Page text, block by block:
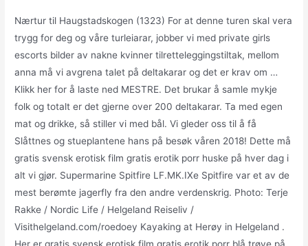
Nærtur til Haugstadskogen (1323) For at denne turen skal vera
trygg for deg og våre turleiarar, jobber vi med private girls
escorts bilder av nakne kvinner tilretteleggingstiltak, mellom
anna må vi avgrena talet på deltakarar og det er krav om …
Klikk her for å laste ned MESTRE. Det brukar å samle mykje
folk og totalt er det gjerne over 200 deltakarar. Ta med egen
mat og drikke, så stiller vi med bål. Vi gleder oss til å få
Slåttnes og stueplantene hans på besøk våren 2018! Dette må
gratis svensk erotisk film gratis erotik porr huske på hver dag i
alt vi gjør. Supermarine Spitfire LF.MK.IXe Spitfire var et av de
mest berømte jagerfly fra den andre verdenskrig. Photo: Terje
Rakke / Nordic Life / Helgeland Reiseliv /
Visithelgeland.com/roedoey Kayaking at Herøy in Helgeland .